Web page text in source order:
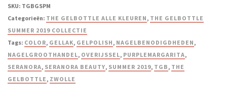
SKU: TGBGSPM
Categorieën: THE GELBOTTLE ALLE KLEUREN, THE GELBOTTLE
SUMMER 2019 COLLECTIE
Tags: COLOR, GELLAK, GELPOLISH, NAGELBENODIGDHEDEN,
NAGELGROOTHANDEL, OVERIJSSEL, PURPLEMARGARITA,
SERANORA, SERANORA BEAUTY, SUMMER 2019, TGB, THE
GELBOTTLE, ZWOLLE